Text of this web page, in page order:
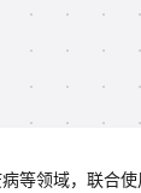
等领域，联合